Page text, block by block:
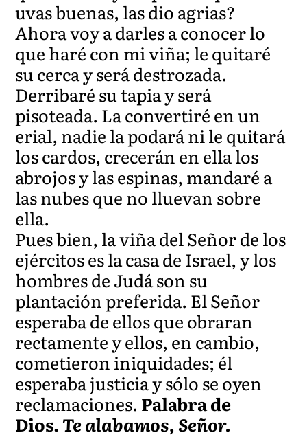
uvas buenas, las dio agrias?
Ahora voy a darles a conocer lo
que haré con mi viña; le quitaré
su cerca y será destrozada.
Derribaré su tapia y será
pisoteada. La convertiré en un
erial, nadie la podará ni le quitará
los cardos, crecerán en ella los
abrojos y las espinas, mandaré a
las nubes que no lluevan sobre
ella.
Pues bien, la viña del Señor de los
ejércitos es la casa de Israel, y los
hombres de Judá son su
plantación preferida. El Señor
esperaba de ellos que obraran
rectamente y ellos, en cambio,
cometieron iniquidades; él
esperaba justicia y sólo se oyen
reclamaciones. Palabra de
Dios.Te alabamos, Señor.